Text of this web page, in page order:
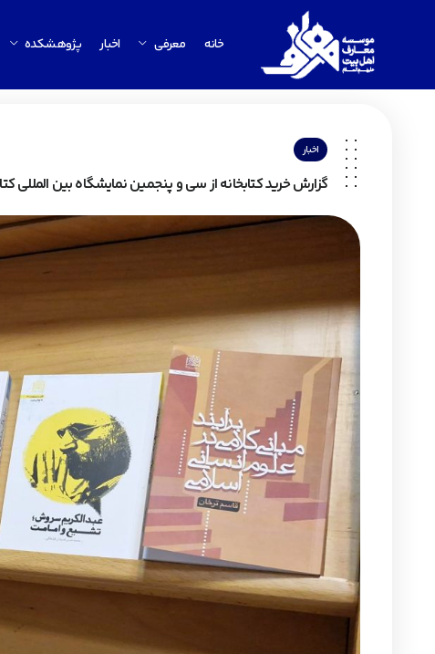
خانه معرفی اخبار پژوهشکده
اخبار
گزارش خرید کتابخانه از سی و پنجمین نمایشگاه بین المللی